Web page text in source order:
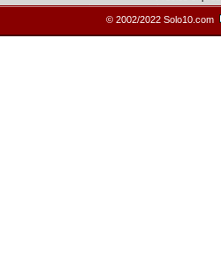
© 2002/2022 Solo10.com